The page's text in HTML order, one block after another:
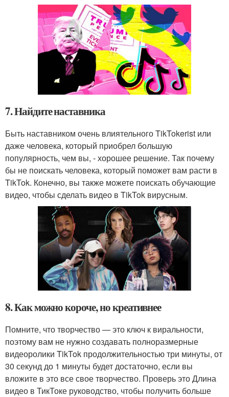
7. Найдите наставника
Быть наставником очень влиятельного TikTokerist или
даже человека, который приобрел большую
популярность, чем вы, - хорошее решение. Так почему
бы не поискать человека, который поможет вам расти в
TikTok. Конечно, вы также можете поискать обучающие
видео, чтобы сделать видео в TikTok вирусным.
8. Как можно короче, но креативнее
Помните, что творчество — это ключ к виральности,
поэтому вам не нужно создавать полноразмерные
видеоролики TikTok продолжительностью три минуты, от
30 секунд до 1 минуты будет достаточно, если вы
вложите в это все свое творчество. Проверь это Длина
видео в ТикТоке руководство, чтобы получить больше